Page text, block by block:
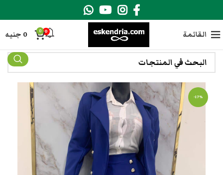
القائمة 0
0
0 جنيه
-17%